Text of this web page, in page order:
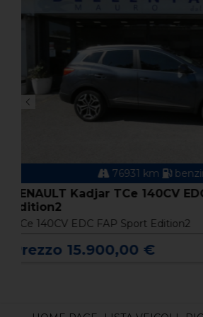
83000 km
PEUGEOT 2008 2ª serie
136 CV GT Pack
2008 motore elettrico 136 CV GT
Prezzo 17.900,00 €